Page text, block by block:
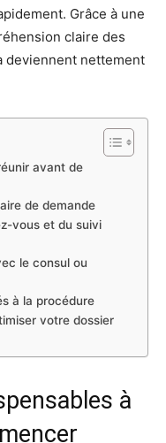
Grâce à une
claire des
deviennent nettement
avant de
de demande
vous et du suivi
le consul ou
à la procédure
votre dossier
à